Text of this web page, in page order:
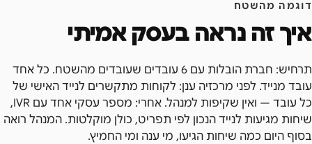
דוגמה מהשטח
איך זה נראה בעסק אמיתי
תרחיש: חברת הובלות עם 6 עובדים שעובדים מהשטח. כל אחד
עובד מנייד. לפני מרכזיה ענן: לקוחות מתקשרים לנייד האישי של
כל עובד — ואין שקיפות למנהל. אחרי: מספר עסקי אחד עם IVR,
שיחות מגיעות לנייד הנכון לפי תפריט, כולן מוקלטות. המנהל רואה
בסוף היום כמה שיחות הגיעו, מי ענה ומי החמיץ.